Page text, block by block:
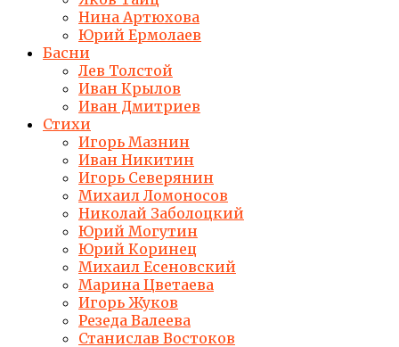
Нина Артюхова
Юрий Ермолаев
Басни
Лев Толстой
Иван Крылов
Иван Дмитриев
Стихи
Игорь Мазнин
Иван Никитин
Игорь Северянин
Михаил Ломоносов
Николай Заболоцкий
Юрий Могутин
Юрий Коринец
Михаил Есеновский
Марина Цветаева
Игорь Жуков
Резеда Валеева
Станислав Востоков